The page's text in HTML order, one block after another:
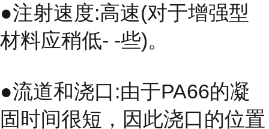
●注射速度:高速(对于增强型
材料应稍低- -些)。
●流道和浇口:由于PA66的凝
固时间很短，因此浇口的位置